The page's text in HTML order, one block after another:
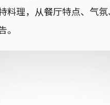
料理，从餐厅特点、气